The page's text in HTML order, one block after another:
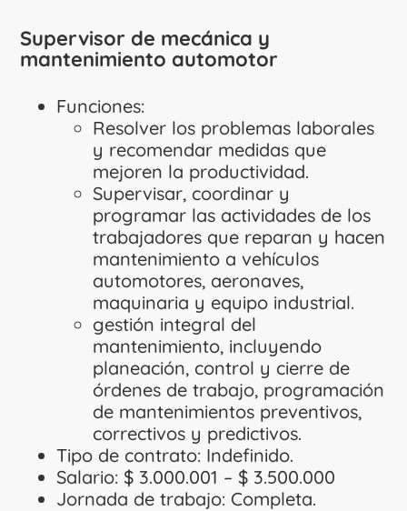
Supervisor de mecánica y
mantenimiento automotor
Funciones:
Resolver los problemas laborales
y recomendar medidas que
mejoren la productividad.
Supervisar, coordinar y
programar las actividades de los
trabajadores que reparan y hacen
mantenimiento a vehículos
automotores, aeronaves,
maquinaria y equipo industrial.
gestión integral del
mantenimiento, incluyendo
planeación, control y cierre de
órdenes de trabajo, programación
de mantenimientos preventivos,
correctivos y predictivos.
Tipo de contrato: Indefinido.
Salario: $ 3.000.001 – $ 3.500.000
Jornada de trabajo: Completa.